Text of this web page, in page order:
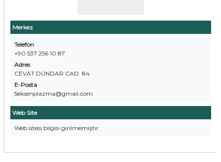
Merkez
Telefon
+90 537 256 10 87
Adres
CEVAT DÜNDAR CAD. 84
E-Posta
5eksenplazma@gmail.com
Web Site
Web sitesi bilgisi girilmemiştir.